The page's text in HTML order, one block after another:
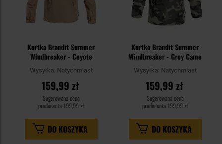
Kurtka Brandit Summer
Windbreaker - Coyote
Wysyłka: Natychmiast
159,99 zł
Sugerowana cena
producenta 199,99 zł
DO KOSZYKA
Kurtka Brandit Summer
Windbreaker - Grey Camo
Wysyłka: Natychmiast
159,99 zł
Sugerowana cena
producenta 199,99 zł
DO KOSZYKA